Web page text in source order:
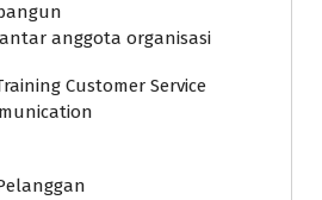
anggota organisasi
Customer Service